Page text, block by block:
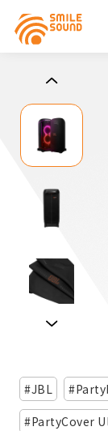
請選擇商品
請選擇分類
JBL
PartyCover